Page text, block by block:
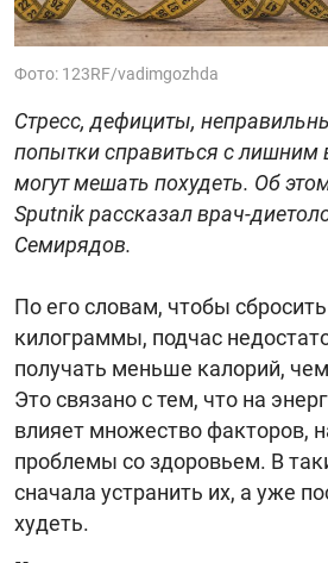
Фото: 123RF/vadimgozhda
Стресс, дефициты,
попытки справиться с лишним
могут мешать похудеть. Об
Sputnik рассказал врач-
Семирядов.
По его словам, чтобы
килограммы, подчас
получать меньше калорий,
Это связано с тем, что на
влияет множество факторов,
проблемы со здоровьем. В
сначала устранить их, а уже
худеть.